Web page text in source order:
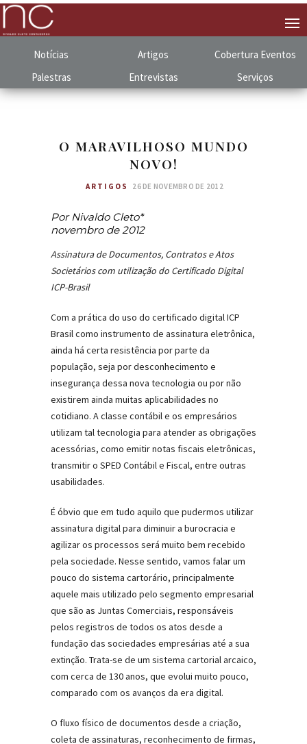
Notícias Artigos Cobertura Eventos
Palestras
Entrevistas Serviços
O MARAVILHOSO MUNDO
NOVO!
ARTIGOS 26 DE NOVEMBRO DE 2012
Por Nivaldo Cleto*
novembro de 2012
Assinatura de Documentos, Contratos e Atos
Societários com utilização do Certificado Digital
ICP-Brasil
Com a prática do uso do certificado digital ICP
Brasil como instrumento de assinatura eletrônica,
ainda há certa resistência por parte da
população, seja por desconhecimento e
insegurança dessa nova tecnologia ou por não
existirem ainda muitas aplicabilidades no
cotidiano. A classe contábil e os empresários
utilizam tal tecnologia para atender as obrigações
acessórias, como emitir notas fiscais eletrônicas,
transmitir o SPED Contábil e Fiscal, entre outras
usabilidades.
É óbvio que em tudo aquilo que pudermos utilizar
assinatura digital para diminuir a burocracia e
agilizar os processos será muito bem recebido
pela sociedade. Nesse sentido, vamos falar um
pouco do sistema cartorário, principalmente
aquele mais utilizado pelo segmento empresarial
que são as Juntas Comerciais, responsáveis
pelos registros de todos os atos desde a
fundação das sociedades empresárias até a sua
extinção. Trata-se de um sistema cartorial arcaico,
com cerca de 130 anos, que evolui muito pouco,
comparado com os avanços da era digital.
O fluxo físico de documentos desde a criação,
coleta de assinaturas, reconhecimento de firmas,